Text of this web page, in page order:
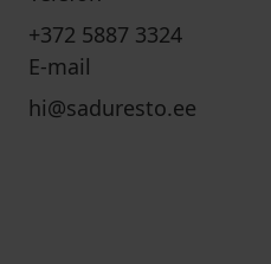
+372 5887 3324
E-mail
hi@saduresto.ee